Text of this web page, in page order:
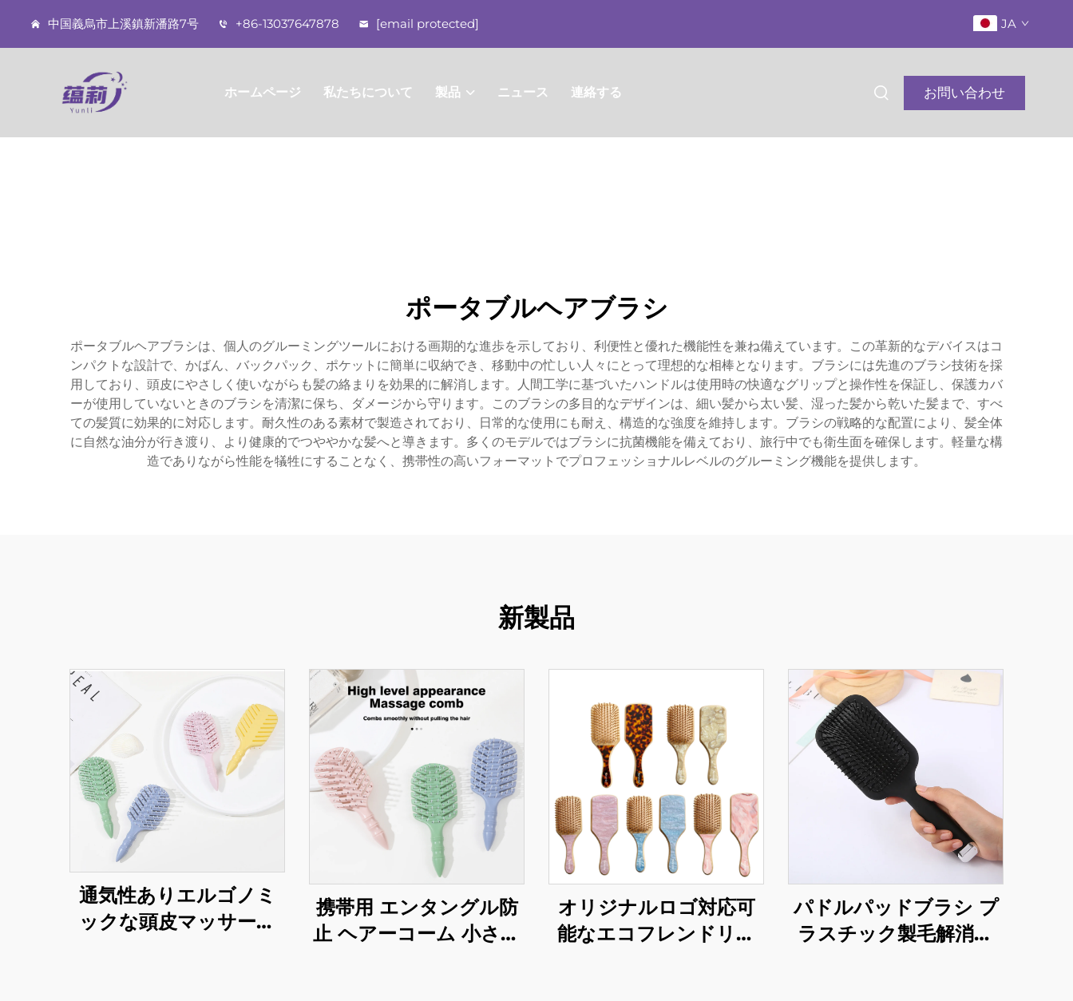
中国義烏市上溪鎮新潘路7号 +86-13037647878 [email protected] JA
ホームページ 私たちについて 製品 ニュース 連絡する お問い合わせ
ポータブルヘアブラシ
ポータブルヘアブラシは、個人のグルーミングツールにおける画期的な進歩を示しており、利便性と優れた機能性を兼ね備えています。この革新的なデバイスはコ
ンパクトな設計で、かばん、バックパック、ポケットに簡単に収納でき、移動中の忙しい人々にとって理想的な相棒となります。ブラシには先進のブラシ技術を採
用しており、頭皮にやさしく使いながらも髪の絡まりを効果的に解消します。人間工学に基づいたハンドルは使用時の快適なグリップと操作性を保証し、保護カバ
ーが使用していないときのブラシを清潔に保ち、ダメージから守ります。このブラシの多目的なデザインは、細い髪から太い髪、湿った髪から乾いた髪まで、すべ
ての髪質に効果的に対応します。耐久性のある素材で製造されており、日常的な使用にも耐え、構造的な強度を維持します。ブラシの戦略的な配置により、髪全体
に自然な油分が行き渡り、より健康的でつややかな髪へと導きます。多くのモデルではブラシに抗菌機能を備えており、旅行中でも衛生面を確保します。軽量な構
造でありながら性能を犠牲にすることなく、携帯性の高いフォーマットでプロフェッショナルレベルのグルーミング機能を提供します。
新製品
通気性ありエルゴノミ
ックな頭皮マッサージ
携帯用 エンタングル防
止 ヘアーコーム 小さな
オリジナルロゴ対応可
能なエコフレンドリー
パドルパッドブラシ プ
ラスチック製毛解消ヘ